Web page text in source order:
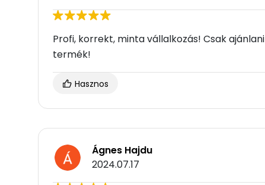
Profi, korrekt, minta vállalkozás! Csak
termék!
Hasznos
Ágnes Hajdu
2024.07.17